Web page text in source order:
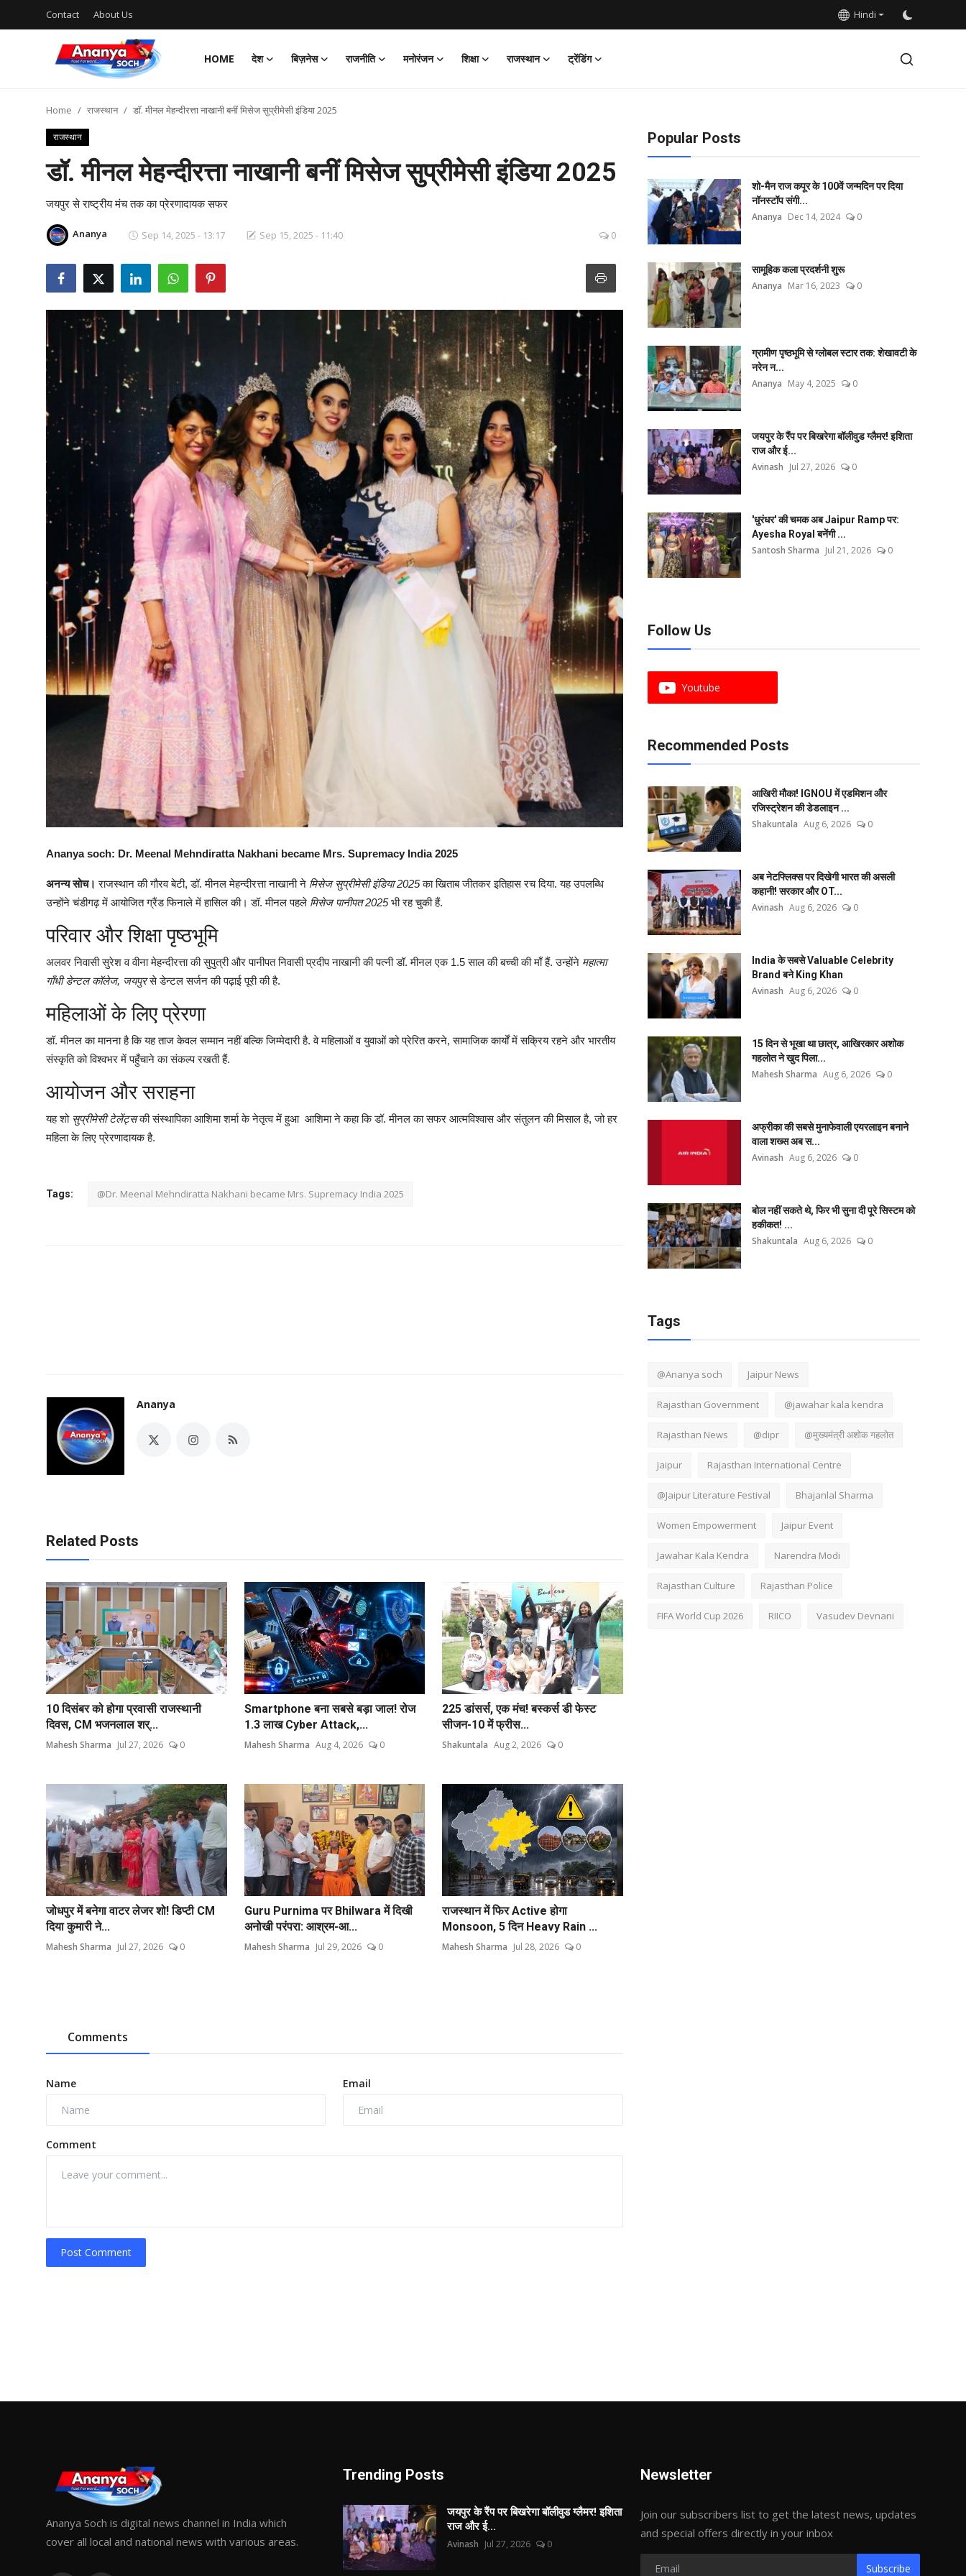
Contact About Us Hindi
HOME देश बिज़नेस राजनीति मनोरंजन शिक्षा राजस्थान ट्रेंडिंग
Contact
About Us
राजस्थान
Home राजस्थान डॉ. मीनल मेहन्दीरत्ता नाखानी बनीं मिसेज सुप्रीमेसी इंडिया 2025
राजस्थान
डॉ. मीनल मेहन्दीरत्ता नाखानी बनीं मिसेज सुप्रीमेसी इंडिया 2025
जयपुर से राष्ट्रीय मंच तक का प्रेरणादायक सफर
Ananya Sep 14, 2025 - 13:17 Sep 15, 2025 - 11:40 0
Ananya soch: Dr. Meenal Mehndiratta Nakhani became Mrs. Supremacy India 2025
अनन्य सोच।राजस्थान की गौरव बेटी, डॉ. मीनल मेहन्दीरत्ता नाखानी ने मिसेज सुप्रीमेसी इंडिया 2025का खिताब जीतकर इतिहास रच दिया. यह उपलब्धि
उन्होंने चंडीगढ़ में आयोजित ग्रैंड फिनाले में हासिल की। डॉ. मीनल पहले मिसेज पानीपत 2025भी रह चुकी हैं.
परिवार और शिक्षा पृष्ठभूमि
अलवर निवासी सुरेश व वीना मेहन्दीरत्ता की सुपुत्री और पानीपत निवासी प्रदीप नाखानी की पत्नी डॉ. मीनल एक 1.5 साल की बच्ची की माँ हैं. उन्होंने महात्मा
गाँधी डेन्टल कॉलेज, जयपुरसे डेन्टल सर्जन की पढ़ाई पूरी की है.
महिलाओं के लिए प्रेरणा
डॉ. मीनल का मानना है कि यह ताज केवल सम्मान नहीं बल्कि जिम्मेदारी है. वे महिलाओं व युवाओं को प्रेरित करने, सामाजिक कार्यों में सक्रिय रहने और भारतीय
संस्कृति को विश्वभर में पहुँचाने का संकल्प रखती हैं.
आयोजन और सराहना
यह शो सुप्रीमेसी टेलेंट्सकी संस्थापिका आशिमा शर्मा के नेतृत्व में हुआ आशिमा ने कहा कि डॉ. मीनल का सफर आत्मविश्वास और संतुलन की मिसाल है, जो हर
महिला के लिए प्रेरणादायक है.
Tags: @Dr. Meenal Mehndiratta Nakhani became Mrs. Supremacy India 2025
Ananya
Related Posts
10 दिसंबर को होगा प्रवासी राजस्थानी
दिवस, CM भजनलाल शर्...
Mahesh Sharma Jul 27, 2026 0
Smartphone बना सबसे बड़ा जाल! रोज
1.3 लाख Cyber Attack,...
Mahesh Sharma Aug 4, 2026 0
225 डांसर्स, एक मंच! बस्कर्स डी फेस्ट
सीजन-10 में फ्रीस...
Shakuntala Aug 2, 2026 0
जोधपुर में बनेगा वाटर लेजर शो! डिप्टी CM
दिया कुमारी ने...
Mahesh Sharma Jul 27, 2026 0
Guru Purnima पर Bhilwara में दिखी
अनोखी परंपरा: आश्रम-आ...
Mahesh Sharma Jul 29, 2026 0
राजस्थान में फिर Active होगा
Monsoon, 5 दिन Heavy Rain ...
Mahesh Sharma Jul 28, 2026 0
Comments
Name Email
Comment
Post Comment
Popular Posts
शो-मैन राज कपूर के 100वें जन्मदिन पर दिया
नॉनस्टॉप संगी...
Ananya Dec 14, 2024 0
सामूहिक कला प्रदर्शनी शुरू
Ananya Mar 16, 2023 0
ग्रामीण पृष्ठभूमि से ग्लोबल स्टार तक: शेखावटी के
नरेन न...
Ananya May 4, 2025 0
जयपुर के रैंप पर बिखरेगा बॉलीवुड ग्लैमर! इशिता
राज और ई...
Avinash Jul 27, 2026 0
'धुरंधर' की चमक अब Jaipur Ramp पर:
Ayesha Royal बनेंगी ...
Santosh Sharma Jul 21, 2026 0
Follow Us
Youtube
Recommended Posts
आखिरी मौका! IGNOU में एडमिशन और
रजिस्ट्रेशन की डेडलाइन ...
Shakuntala Aug 6, 2026 0
अब नेटफ्लिक्स पर दिखेगी भारत की असली
कहानी! सरकार और OT...
Avinash Aug 6, 2026 0
India के सबसे Valuable Celebrity
Brand बने King Khan
Avinash Aug 6, 2026 0
15 दिन से भूखा था छात्र, आखिरकार अशोक
गहलोत ने खुद पिला...
Mahesh Sharma Aug 6, 2026 0
अफ्रीका की सबसे मुनाफेवाली एयरलाइन बनाने
वाला शख्स अब स...
Avinash Aug 6, 2026 0
बोल नहीं सकते थे, फिर भी सुना दी पूरे सिस्टम को
हकीकत! ...
Shakuntala Aug 6, 2026 0
Tags
@Ananya soch Jaipur News
Rajasthan Government @jawahar kala kendra
Rajasthan News @dipr @मुख्यमंत्री अशोक गहलोत
Jaipur Rajasthan International Centre
@Jaipur Literature Festival Bhajanlal Sharma
Women Empowerment Jaipur Event
Jawahar Kala Kendra Narendra Modi
Rajasthan Culture Rajasthan Police
FIFA World Cup 2026 RIICO Vasudev Devnani
Ananya Soch is digital news channel in India which
cover all local and national news with various areas.
Trending Posts
जयपुर के रैंप पर बिखरेगा बॉलीवुड ग्लैमर! इशिता
राज और ई...
Avinash Jul 27, 2026 0
Newsletter
Join our subscribers list to get the latest news, updates
and special offers directly in your inbox
Subscribe